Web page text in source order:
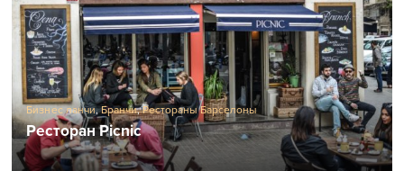
Бизнес ланчи,Бранчи,Рестораны Барселоны
Ресторан Picnic